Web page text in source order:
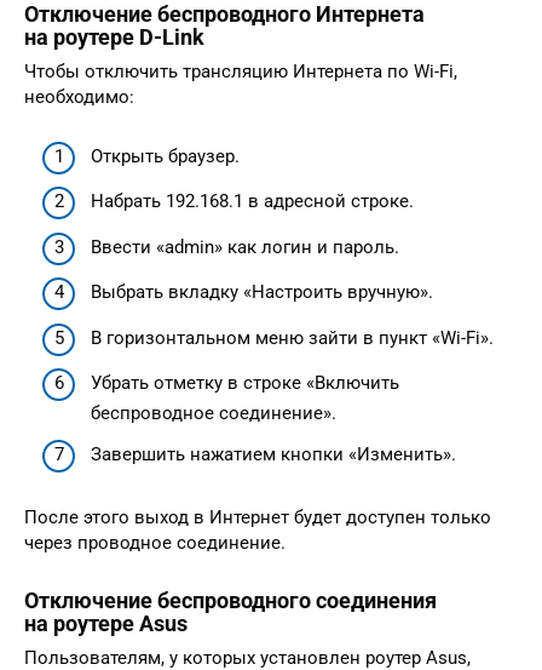
Отключение беспроводного Интернета
на роутере D-Link
Чтобы отключить трансляцию Интернета по Wi-Fi,
необходимо:
Открыть браузер.
Набрать 192.168.1 в адресной строке.
Ввести «admin» как логин и пароль.
Выбрать вкладку «Настроить вручную».
В горизонтальном меню зайти в пункт «Wi-Fi».
Убрать отметку в строке «Включить
беспроводное соединение».
Завершить нажатием кнопки «Изменить».
После этого выход в Интернет будет доступен только
через проводное соединение.
Отключение беспроводного соединения
на роутере Asus
Пользователям, у которых установлен роутер Asus,